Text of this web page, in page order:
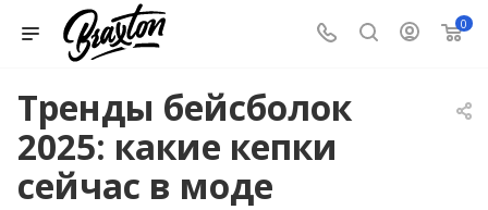
0
Тренды бейсболок
2025: какие кепки
сейчас в моде